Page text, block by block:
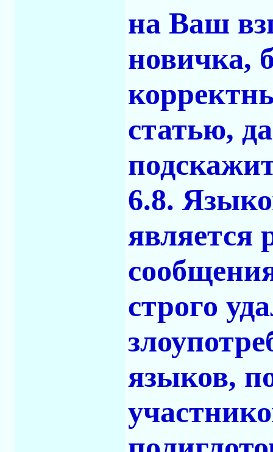
на Ваш
новичка,
статью,
6.8.
является
строго
языков,